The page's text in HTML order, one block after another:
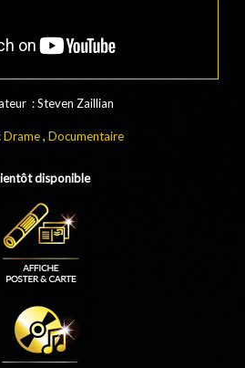
: Steven Zaillian
Drame,Documentaire
disponible